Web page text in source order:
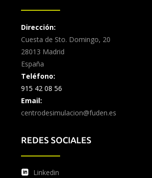
Dirección:
Cuesta de Sto. Domingo, 20
28013 Madrid
España
Teléfono:
915 42 08 56
Email:
centrodesimulacion@fuden.es
REDES SOCIALES
Linkedin